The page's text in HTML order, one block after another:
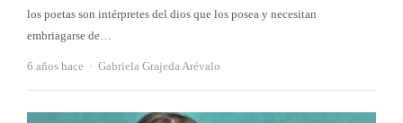
los poetas son intérpretes del dios que los posea y necesitan
embriagarse de…
6 años hace Autor
Gabriela Grajeda Arévalo